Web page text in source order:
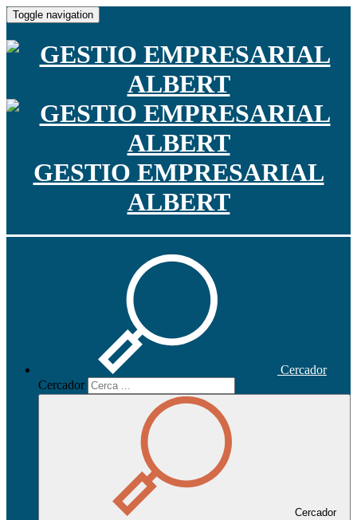
Toggle navigation
GESTIO EMPRESARIAL
ALBERT
Cercador
Cercador
Cercador